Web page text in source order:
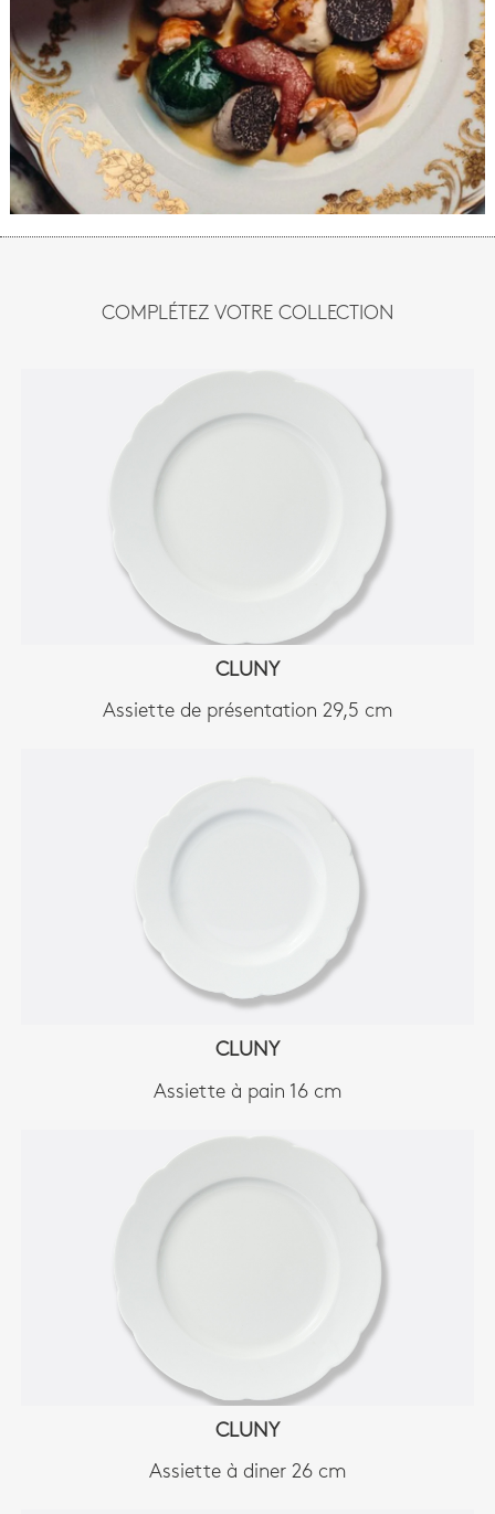
COMPLÉTEZ VOTRE COLLECTION
CLUNY
Assiette de présentation 29,5 cm
CLUNY
Assiette à pain 16 cm
CLUNY
Assiette à diner 26 cm